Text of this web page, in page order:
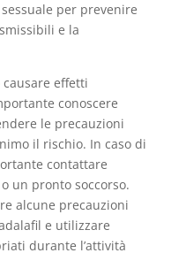
per prevenire
e la
effetti
conoscere
le precauzioni
il rischio. In caso di
contattare
un pronto soccorso.
alcune precauzioni
e utilizzare
durante l’attività